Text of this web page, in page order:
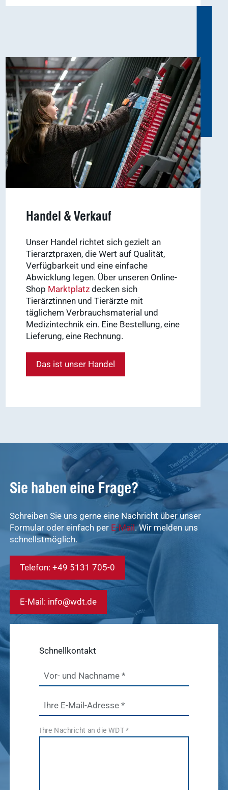
Häufige
Suchanfragen
Service
Ergebnisse
anzeigen
Tierarztbedarf
anzeigen
vitofyllin
Ergebnisse
anzeigen
Praxissoftware
Ergebnisse
anzeigen
Arzneimittel
novaderma
Ergebnisse
Ergebnisse
anzeigen
Mitgliedschaft
Ergebnisse
anzeigen
Ergebnisse
WDT Info
Ergebnisse
anzeigen
Schnellzugriff
WDT-Marktplatz
Tierarztbedarf
WDT-
Mitgliedschaft
Pharma-
Produktion
Marktplatz
vetlog.one
Tierarzt24.de
vetsoft.one
vetat.work
basics4vets
Handel & Verkauf
Unser Handel richtet sich gezielt an
Tierarztpraxen, die Wert auf Qualität,
Verfügbarkeit und eine einfache
Abwicklung legen. Über unseren Online-
Shop Marktplatzdecken sich
Tierärztinnen und Tierärzte mit
täglichem Verbrauchsmaterial und
Medizintechnik ein. Eine Bestellung, eine
Lieferung, eine Rechnung.
Das ist unser Handel
Sie haben eine Frage?
Schreiben Sie uns gerne eine Nachricht über unser
Formular oder einfach per E-Mail. Wir melden uns
schnellstmöglich.
Telefon: +49 5131 705-0
E-Mail: info@wdt.de
Schnellkontakt
Vor- und Nachname *
Ihre E-Mail-Adresse *
Ihre Nachricht an die WDT*